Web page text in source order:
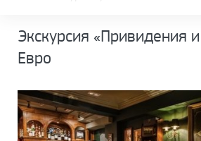
Экскурсия «Привидения
Евро